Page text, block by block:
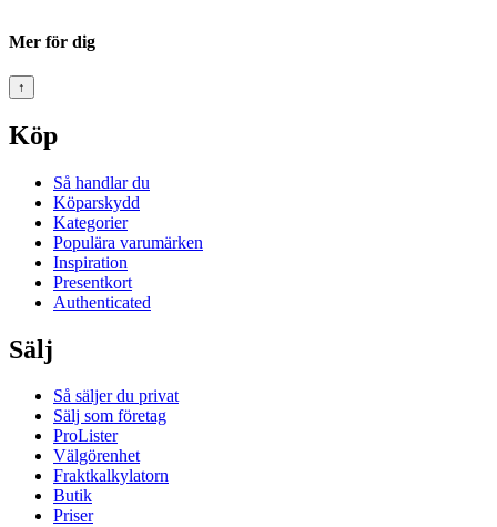
Mer för dig
↑
Köp
Så handlar du
Köparskydd
Kategorier
Populära varumärken
Inspiration
Presentkort
Authenticated
Sälj
Så säljer du privat
Sälj som företag
ProLister
Välgörenhet
Fraktkalkylatorn
Butik
Priser